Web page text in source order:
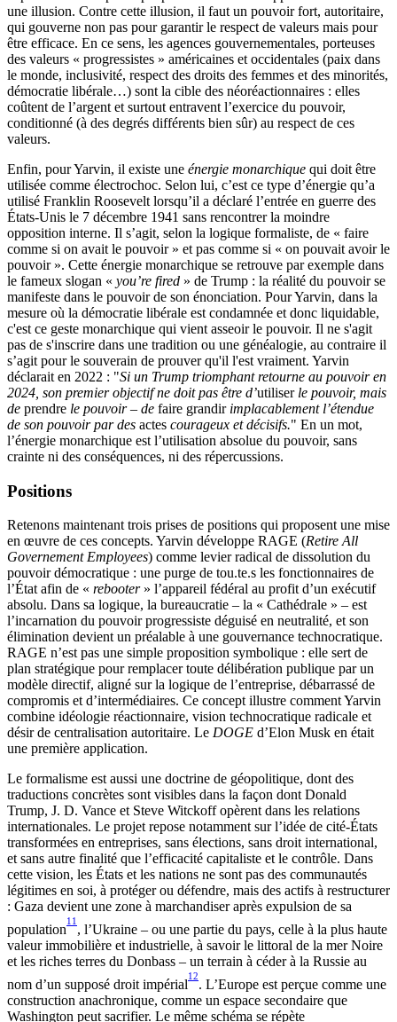
une illusion. Contre cette illusion, il faut un pouvoir fort, autoritaire,
qui gouverne non pas pour garantir le respect de valeurs mais pour
être efficace. En ce sens, les agences gouvernementales, porteuses
des valeurs « progressistes » américaines et occidentales (paix dans
le monde, inclusivité, respect des droits des femmes et des minorités,
démocratie libérale…) sont la cible des néoréactionnaires : elles
coûtent de l’argent et surtout entravent l’exercice du pouvoir,
conditionné (à des degrés différents bien sûr) au respect de ces
valeurs.
Enfin, pour Yarvin, il existe une énergie monarchique qui doit être
utilisée comme électrochoc. Selon lui, c’est ce type d’énergie qu’a
utilisé Franklin Roosevelt lorsqu’il a déclaré l’entrée en guerre des
États-Unis le 7 décembre 1941 sans rencontrer la moindre
opposition interne. Il s’agit, selon la logique formaliste, de « faire
comme si on avait le pouvoir » et pas comme si « on pouvait avoir le
pouvoir ». Cette énergie monarchique se retrouve par exemple dans
le fameux slogan « you’re fired » de Trump : la réalité du pouvoir se
manifeste dans le pouvoir de son énonciation. Pour Yarvin, dans la
mesure où la démocratie libérale est condamnée et donc liquidable,
c'est ce geste monarchique qui vient asseoir le pouvoir. Il ne s'agit
pas de s'inscrire dans une tradition ou une généalogie, au contraire il
s’agit pour le souverain de prouver qu'il l'est vraiment. Yarvin
déclarait en 2022 : "Si un Trump triomphant retourne au pouvoir en
2024, son premier objectif ne doit pas être d’utiliser le pouvoir, mais
de prendre le pouvoir– de faire grandir implacablement l’étendue
de son pouvoir par des actes courageux et décisifs." En un mot,
l’énergie monarchique est l’utilisation absolue du pouvoir, sans
crainte ni des conséquences, ni des répercussions.
Positions
Retenons maintenant trois prises de positions qui proposent une mise
en œuvre de ces concepts. Yarvin développe RAGE (Retire All
Governement Employees) comme levier radical de dissolution du
pouvoir démocratique : une purge de tou.te.s les fonctionnaires de
l’État afin de « rebooter» l’appareil fédéral au profit d’un exécutif
absolu. Dans sa logique, la bureaucratie – la « Cathédrale » – est
l’incarnation du pouvoir progressiste déguisé en neutralité, et son
élimination devient un préalable à une gouvernance technocratique.
RAGE n’est pas une simple proposition symbolique : elle sert de
plan stratégique pour remplacer toute délibération publique par un
modèle directif, aligné sur la logique de l’entreprise, débarrassé de
compromis et d’intermédiaires. Ce concept illustre comment Yarvin
combine idéologie réactionnaire, vision technocratique radicale et
désir de centralisation autoritaire. Le DOGE d’Elon Musk en était
une première application.
Le formalisme est aussi une doctrine de géopolitique, dont des
traductions concrètes sont visibles dans la façon dont Donald
Trump, J. D. Vance et Steve Witckoff opèrent dans les relations
internationales. Le projet repose notamment sur l’idée de cité-États
transformées en entreprises, sans élections, sans droit international,
et sans autre finalité que l’efficacité capitaliste et le contrôle. Dans
cette vision, les États et les nations ne sont pas des communautés
légitimes en soi, à protéger ou défendre, mais des actifs à restructurer
: Gaza devient une zone à marchandiser après expulsion de sa
population
11
, l’Ukraine – ou une partie du pays, celle à la plus haute
valeur immobilière et industrielle, à savoir le littoral de la mer Noire
et les riches terres du Donbass – un terrain à céder à la Russie au
nom d’un supposé droit impérial
12
. L’Europe est perçue comme une
construction anachronique, comme un espace secondaire que
Washington peut sacrifier. Le même schéma se répète